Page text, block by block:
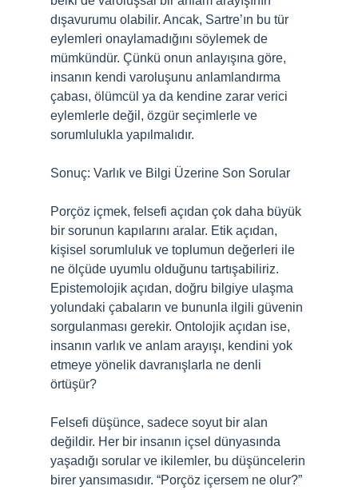
dışavurumu olabilir. Ancak, Sartre’ın bu tür
eylemleri onaylamadığını söylemek de
mümkündür. Çünkü onun anlayışına göre,
insanın kendi varoluşunu anlamlandırma
çabası, ölümcül ya da kendine zarar verici
eylemlerle değil, özgür seçimlerle ve
sorumlulukla yapılmalıdır.
Sonuç: Varlık ve Bilgi Üzerine Son Sorular
Porçöz içmek, felsefi açıdan çok daha büyük
bir sorunun kapılarını aralar. Etik açıdan,
kişisel sorumluluk ve toplumun değerleri ile
ne ölçüde uyumlu olduğunu tartışabiliriz.
Epistemolojik açıdan, doğru bilgiye ulaşma
yolundaki çabaların ve bununla ilgili güvenin
sorgulanması gerekir. Ontolojik açıdan ise,
insanın varlık ve anlam arayışı, kendini yok
etmeye yönelik davranışlarla ne denli
örtüşür?
Felsefi düşünce, sadece soyut bir alan
değildir. Her bir insanın içsel dünyasında
yaşadığı sorular ve ikilemler, bu düşüncelerin
birer yansımasıdır. “Porçöz içersem ne olur?”